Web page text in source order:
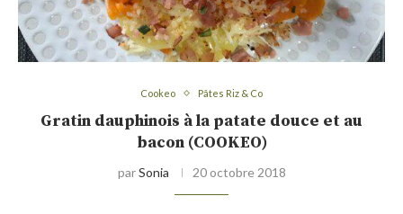
Cookeo Pâtes Riz & Co
Gratin dauphinois à la patate douce et au
bacon (COOKEO)
parSonia 20 octobre 2018